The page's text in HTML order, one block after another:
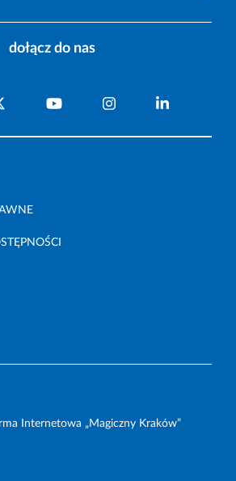
dołącz do nas
Internetowa „Magiczny Kraków”